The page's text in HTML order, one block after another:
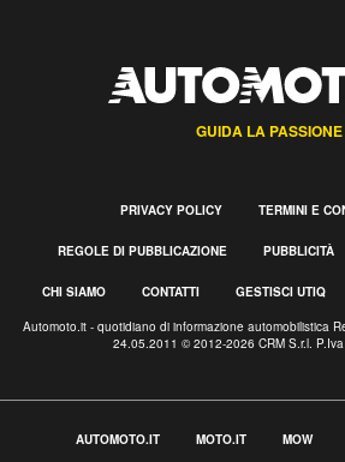
GUIDA LA PASSIONE
PRIVACY POLICY TERMINI E
REGOLE DI PUBBLICAZIONE PUBBLICITÀ
CHI SIAMO CONTATTI GESTISCI UTIQ
Automoto.it - quotidiano di informazione automobilistica
24.05.2011 © 2012-2026 CRM S.r.l.
AUTOMOTO.IT MOTO.IT MOW